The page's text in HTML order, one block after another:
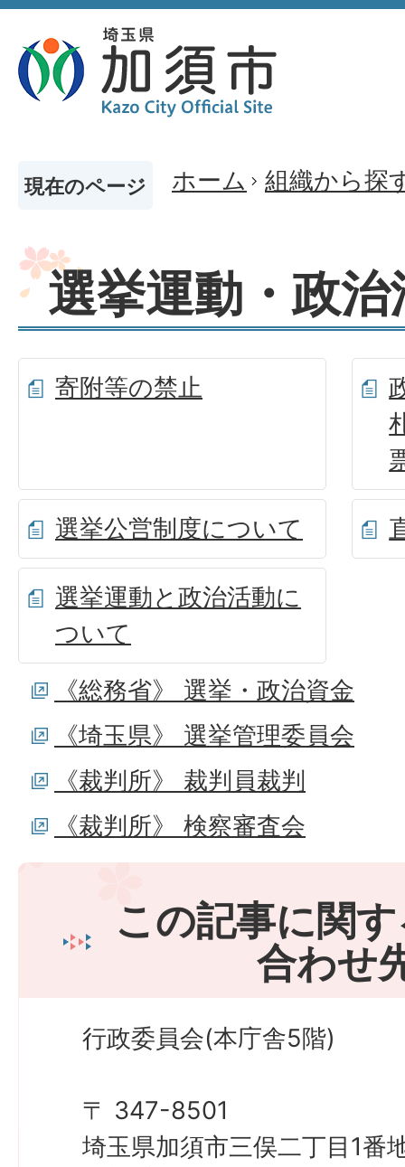
現在のページ ホーム 組織から探
選挙運動・政治
寄附等の禁止
選挙公営制度について
選挙運動と政治活動に
ついて
《総務省》 選挙・政治資金
《埼玉県》 選挙管理委員会
《裁判所》 裁判員裁判
《裁判所》 検察審査会
この記事に関
合わせ
行政委員会(本庁舎5階)
〒 347-8501
埼玉県加須市三俣二丁目1番